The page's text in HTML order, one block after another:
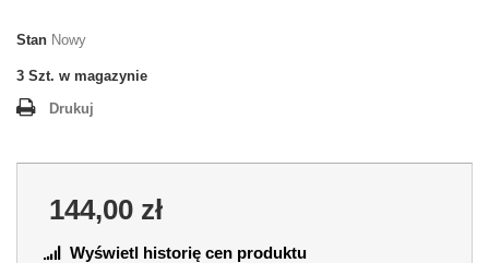
Stan Nowy
3 Szt. w magazynie
Drukuj
144,00 zł
Wyświetl historię cen produktu